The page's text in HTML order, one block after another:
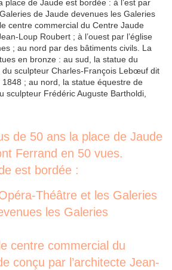
de 50 ans la place de Jaude
Ferrand en 50 vues.
est bordée :
Théâtre et les Galeries
les Galeries
centre commercial du
conçu par l’architecte Jean-